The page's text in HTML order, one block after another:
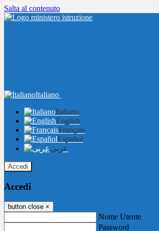
Salta al contenuto
Italiano
Italiano
English
Français
Español
عربى
Accedi
Accedi
button close ×
Nome Utente
Password